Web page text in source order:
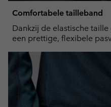
Comfortabele tailleband
Dankzij de elastische
een prettige, flexibele